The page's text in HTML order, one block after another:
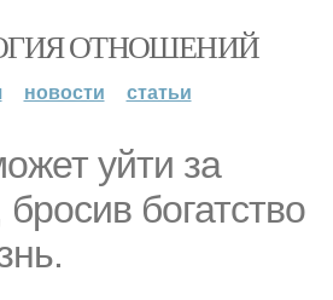
ОТНОШЕНИЙ
новости статьи
уйти за
богатство